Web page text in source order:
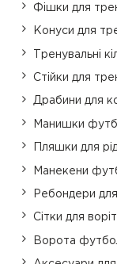
Фішки для
Конуси для
Тренувальні
Стійки для
Драбини для
Манишки
Пляшки для
Манекени
Ребондери
Сітки для воріт
Ворота